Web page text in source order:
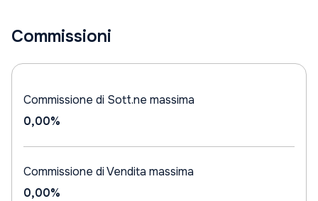
Commissioni
Commissione di Sott.ne massima
0,00%
Commissione di Vendita massima
0,00%